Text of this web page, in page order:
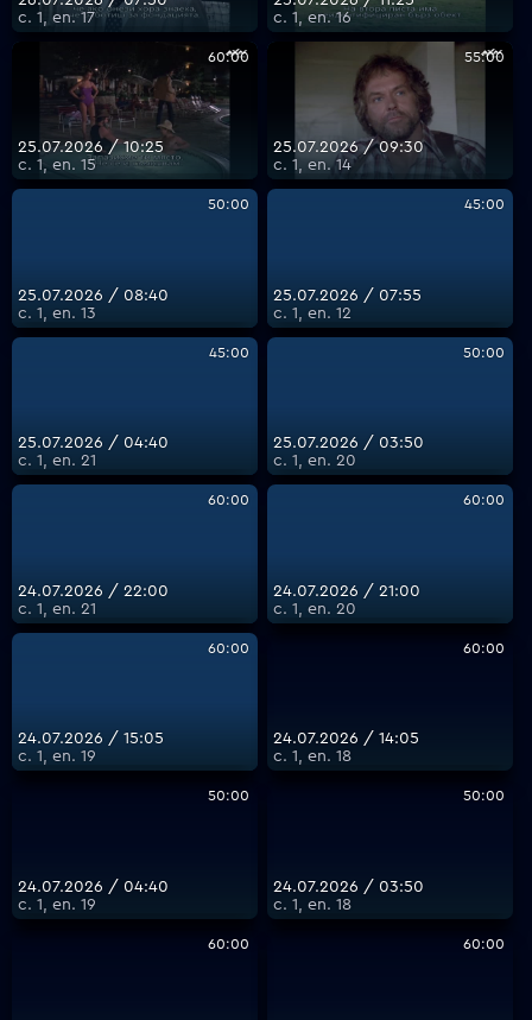
с. 1, еп. 17
с. 1, еп. 16
60:00
25.07.2026 / 10:25
с. 1, еп. 15
55:00
25.07.2026 / 09:30
с. 1, еп. 14
50:00
25.07.2026 / 08:40
с. 1, еп. 13
45:00
25.07.2026 / 07:55
с. 1, еп. 12
45:00
25.07.2026 / 04:40
с. 1, еп. 21
50:00
25.07.2026 / 03:50
с. 1, еп. 20
60:00
24.07.2026 / 22:00
с. 1, еп. 21
60:00
24.07.2026 / 21:00
с. 1, еп. 20
60:00
24.07.2026 / 15:05
с. 1, еп. 19
60:00
24.07.2026 / 14:05
с. 1, еп. 18
50:00
24.07.2026 / 04:40
с. 1, еп. 19
50:00
24.07.2026 / 03:50
с. 1, еп. 18
60:00 60:00